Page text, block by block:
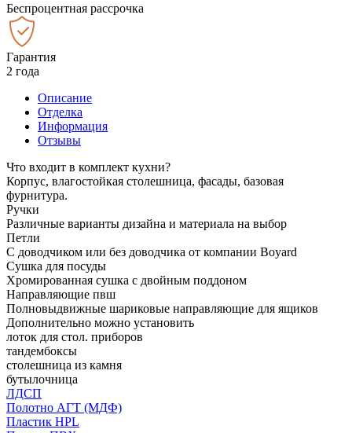
Беспроцентная рассрочка
Гарантия
2 года
Описание
Отделка
Информация
Отзывы
Что входит в комплект кухни?
Корпус, влагостойкая столешница, фасады, базовая
фурнитура.
Ручки
Различные варианты дизайна и материала на выбор
Петли
С доводчиком или без доводчика от компании Boyard
Сушка для посуды
Хромированная сушка с двойным поддоном
Направляющие пвш
Полновыдвижные шариковые направляющие для ящиков
Дополнительно можно установить
лоток для стол. приборов
тандембоксы
столешница из камня
бутылочница
ЛДСП
Полотно АГТ (МДФ)
Пластик HPL